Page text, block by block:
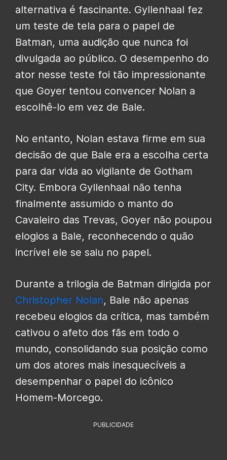
alternativa é fascinante. Gyllenhaal fez
um teste de tela para o papel de
Batman, uma audição que nunca foi
divulgada ao público. O desempenho do
ator nesse teste foi tão impressionante
que Goyer tentou convencer Nolan a
escolhê-lo em vez de Bale.
No entanto, Nolan estava firme em sua
decisão de que Bale era a escolha certa
para dar vida ao vigilante de Gotham
City. Embora Gyllenhaal não tenha
finalmente assumido o manto do
Cavaleiro das Trevas, Goyer não poupou
elogios a Bale, reconhecendo o quão
incrível ele se saiu no papel.
Durante a trilogia de Batman dirigida por
Christopher Nolan, Bale não apenas
recebeu elogios da crítica, mas também
cativou o afeto dos fãs em todo o
mundo, consolidando sua posição como
um dos atores mais inesquecíveis a
desempenhar o papel do icônico
Homem-Morcego.
PUBLICIDADE